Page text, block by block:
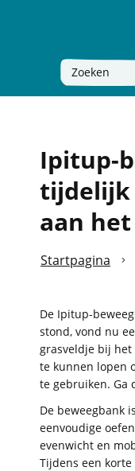
Wat
zoek
je?
Ipitup-
tijdelijk
aan
Startpagina
De Ipitup-
stond, vond nu
grasveldje bij het
te kunnen lopen
te gebruiken. Ga
De beweegbank
eenvoudige
evenwicht en
Tijdens een